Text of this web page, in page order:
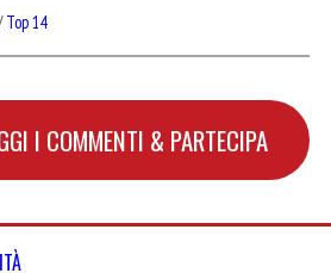
Top 14
I COMMENTI & PARTECIPA